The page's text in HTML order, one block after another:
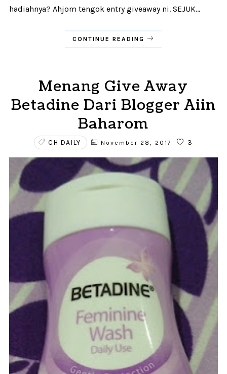
hadiahnya? Ahjom tengok entry giveaway ni. SEJUK...
CONTINUE READING
Menang Give Away
Betadine Dari Blogger Aiin
Baharom
CH DAILY November 28, 2017 3